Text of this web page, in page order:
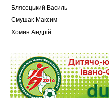
Блясецький Василь
Смушак Максим
Хомин Андрій